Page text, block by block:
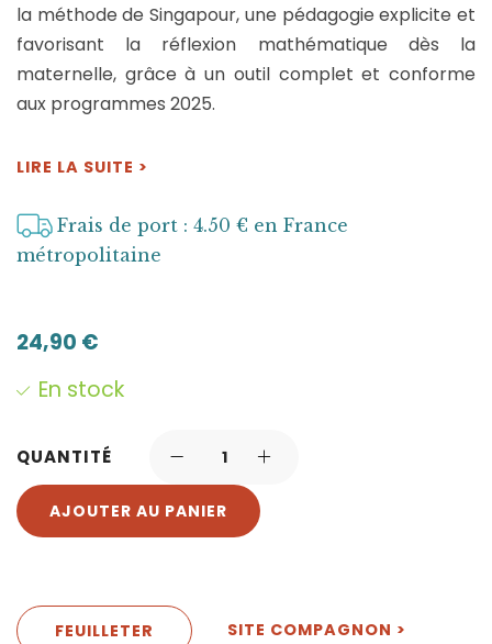
la méthode de Singapour, une pédagogie explicite et
favorisant la réflexion mathématique dès la
maternelle, grâce à un outil complet et conforme
aux programmes 2025.
LIRE LA SUITE >
Frais de port : 4.50 € en France
métropolitaine
24,90 €
En stock
QUANTITÉ
AJOUTER AU PANIER
FEUILLETER SITE COMPAGNON >